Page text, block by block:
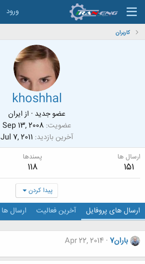
ورود
کاربران
khoshhal
عضو جدید · از ایران
عضویت Sep 13, 2008
آخرین بازدید Jul 7, 2011
ارسال ها
151
پسندها
118
پیدا کردن
ارسال های پروفایل آخرین فعالیت ارسال ها
باران7 Apr 22, 2014